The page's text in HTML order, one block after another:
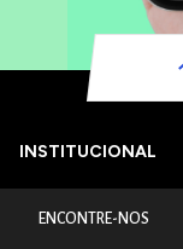
INSTITUCIONAL
ENCONTRE-NOS